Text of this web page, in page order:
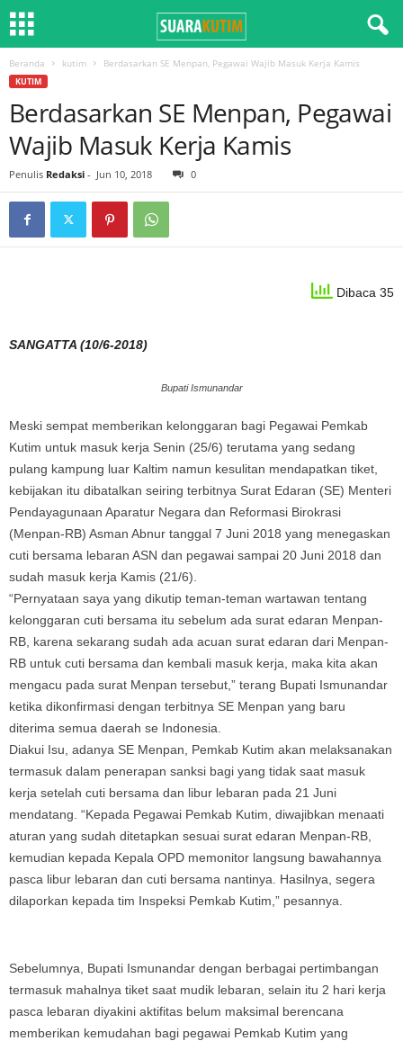
Beranda kutim Berdasarkan SE Menpan, Pegawai Wajib Masuk Kerja Kamis
KUTIM
Berdasarkan SE Menpan, Pegawai
Wajib Masuk Kerja Kamis
Penulis Redaksi - Jun 10, 2018 0
Dibaca 35
SANGATTA (10/6-2018)
Bupati Ismunandar
Meski sempat memberikan kelonggaran bagi Pegawai Pemkab
Kutim untuk masuk kerja Senin (25/6) terutama yang sedang
pulang kampung luar Kaltim namun kesulitan mendapatkan tiket,
kebijakan itu dibatalkan seiring terbitnya Surat Edaran (SE) Menteri
Pendayagunaan Aparatur Negara dan Reformasi Birokrasi
(Menpan-RB) Asman Abnur tanggal 7 Juni 2018 yang menegaskan
cuti bersama lebaran ASN dan pegawai sampai 20 Juni 2018 dan
sudah masuk kerja Kamis (21/6).
“Pernyataan saya yang dikutip teman-teman wartawan tentang
kelonggaran cuti bersama itu sebelum ada surat edaran Menpan-
RB, karena sekarang sudah ada acuan surat edaran dari Menpan-
RB untuk cuti bersama dan kembali masuk kerja, maka kita akan
mengacu pada surat Menpan tersebut,” terang Bupati Ismunandar
ketika dikonfirmasi dengan terbitnya SE Menpan yang baru
diterima semua daerah se Indonesia.
Diakui Isu, adanya SE Menpan, Pemkab Kutim akan melaksanakan
termasuk dalam penerapan sanksi bagi yang tidak saat masuk
kerja setelah cuti bersama dan libur lebaran pada 21 Juni
mendatang. “Kepada Pegawai Pemkab Kutim, diwajibkan menaati
aturan yang sudah ditetapkan sesuai surat edaran Menpan-RB,
kemudian kepada Kepala OPD memonitor langsung bawahannya
pasca libur lebaran dan cuti bersama nantinya. Hasilnya, segera
dilaporkan kepada tim Inspeksi Pemkab Kutim,” pesannya.
Sebelumnya, Bupati Ismunandar dengan berbagai pertimbangan
termasuk mahalnya tiket saat mudik lebaran, selain itu 2 hari kerja
pasca lebaran diyakini aktifitas belum maksimal berencana
memberikan kemudahan bagi pegawai Pemkab Kutim yang